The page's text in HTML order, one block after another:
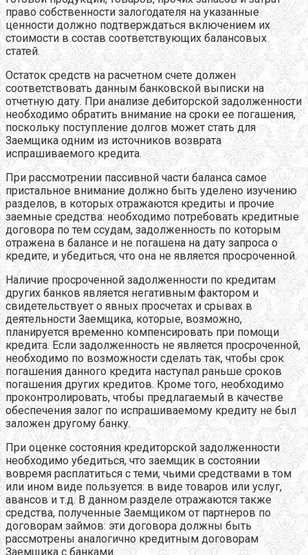
право собственности залогодателя на указанные
ценности должно подтверждаться включением их
стоимости в состав соответствующих балансовых
статей.
Остаток средств на расчетном счете должен
соответствовать данным банковской выписки на
отчетную дату. При анализе дебиторской задолженности
необходимо обратить внимание на сроки ее погашения,
поскольку поступление долгов может стать для
Заемщика одним из источников возврата
испрашиваемого кредита.
При рассмотрении пассивной части баланса самое
пристальное внимание должно быть уделено изучению
разделов, в которых отражаются кредиты и прочие
заемные средства: необходимо потребовать кредитные
договора по тем ссудам, задолженность по которым
отражена в балансе и не погашена на дату запроса о
кредите, и убедиться, что она не является просроченной.
Наличие просроченной задолженности по кредитам
других банков является негативным фактором и
свидетельствует о явных просчетах и срывах в
деятельности Заемщика, которые, возможно,
планируется временно компенсировать при помощи
кредита. Если задолженность не является просроченной,
необходимо по возможности сделать так, чтобы срок
погашения данного кредита наступал раньше сроков
погашения других кредитов. Кроме того, необходимо
проконтролировать, чтобы предлагаемый в качестве
обеспечения залог по испрашиваемому кредиту не был
заложен другому банку.
При оценке состояния кредиторской задолженности
необходимо убедиться, что заемщик в состоянии
вовремя расплатиться с теми, чьими средствами в том
или ином виде пользуется: в виде товаров или услуг,
авансов и т.д. В данном разделе отражаются также
средства, полученные Заемщиком от партнеров по
договорам займов: эти договора должны быть
рассмотрены аналогично кредитным договорам
Заемщика с банками.